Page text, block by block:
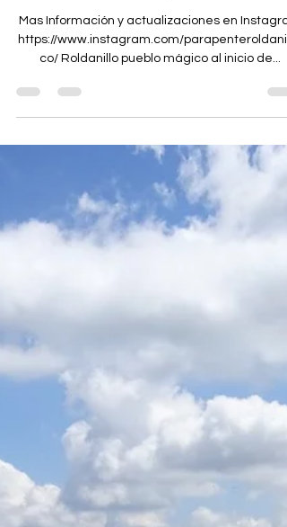
Mas Información y actualizaciones en
https://www.instagram.com/
co/ Roldanillo pueblo mágico al inicio de...